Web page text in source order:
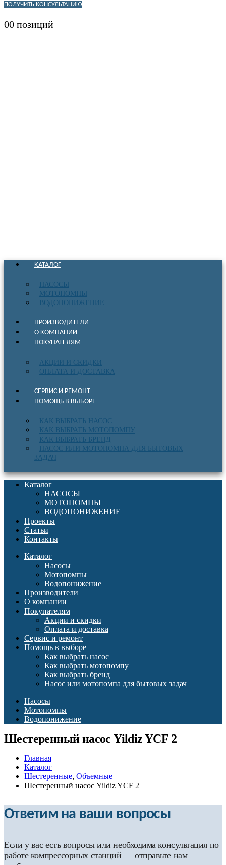
ПОЛУЧИТЬ КОНСУЛЬТАЦИЮ
00 позиций
КАТАЛОГ
НАСОСЫ
МОТОПОМПЫ
ВОДОПОНИЖЕНИЕ
ПРОИЗВОДИТЕЛИ
О КОМПАНИИ
ПОКУПАТЕЛЯМ
АКЦИИ И СКИДКИ
ОПЛАТА И ДОСТАВКА
СЕРВИС И РЕМОНТ
ПОМОЩЬ В ВЫБОРЕ
КАК ВЫБРАТЬ НАСОС
КАК ВЫБРАТЬ МОТОПОМПУ
КАК ВЫБРАТЬ БРЕНД
НАСОС ИЛИ МОТОПОМПА ДЛЯ БЫТОВЫХ
ЗАДАЧ
Каталог
НАСОСЫ
МОТОПОМПЫ
ВОДОПОНИЖЕНИЕ
Проекты
Статьи
Контакты
Каталог
Насосы
Мотопомпы
Водопонижение
Производители
О компании
Покупателям
Акции и скидки
Оплата и доставка
Сервис и ремонт
Помощь в выборе
Как выбрать насос
Как выбрать мотопомпу
Как выбрать бренд
Насос или мотопомпа для бытовых задач
Насосы
Мотопомпы
Водопонижение
Шестеренный насос Yildiz YCF 2
Главная
Каталог
Шестеренные, Объемные
Шестеренный насос Yildiz YCF 2
Ответим на ваши вопросы
Если у вас есть вопросы или необходима консультация по
работе компрессорных станций — отправьте нам